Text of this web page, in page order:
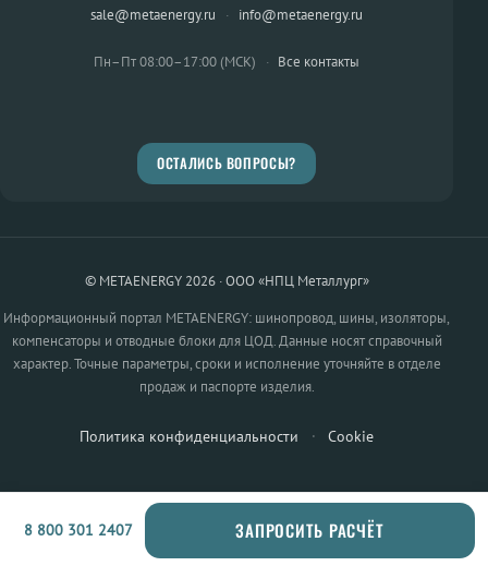
sale@metaenergy.ru · info@metaenergy.ru
Пн–Пт 08:00–17:00 (МСК) · Все контакты
ОСТАЛИСЬ ВОПРОСЫ?
© METAENERGY 2026 · ООО «НПЦ Металлург»
Информационный портал METAENERGY: шинопровод, шины, изоляторы,
компенсаторы и отводные блоки для ЦОД. Данные носят справочный
характер. Точные параметры, сроки и исполнение уточняйте в отделе
продаж и паспорте изделия.
Политика конфиденциальности · Cookie
8 800 301 2407 ЗАПРОСИТЬ РАСЧЁТ